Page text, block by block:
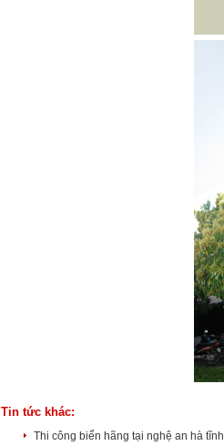
Tin tức khác:
Thi công biển hãng tại nghệ an hà tĩnh